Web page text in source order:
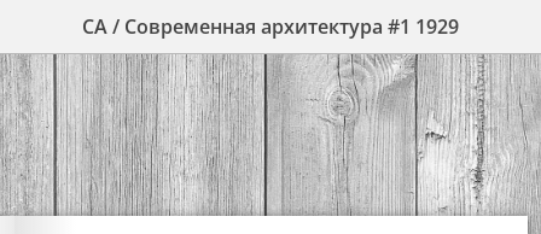
СА / Современная архитектура #1 1929